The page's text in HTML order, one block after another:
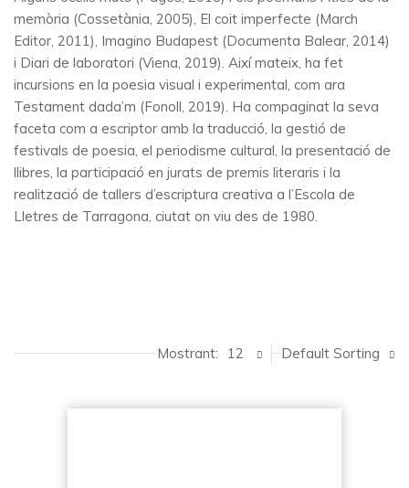
memòria (Cossetània, 2005), El coit imperfecte (March
Editor, 2011), Imagino Budapest (Documenta Balear, 2014)
i Diari de laboratori (Viena, 2019). Així mateix, ha fet
incursions en la poesia visual i experimental, com ara
Testament dada’m (Fonoll, 2019). Ha compaginat la seva
faceta com a escriptor amb la traducció, la gestió de
festivals de poesia, el periodisme cultural, la presentació de
llibres, la participació en jurats de premis literaris i la
realització de tallers d’escriptura creativa a l’Escola de
Lletres de Tarragona, ciutat on viu des de 1980.
Default Sorting
Mostrant: 12